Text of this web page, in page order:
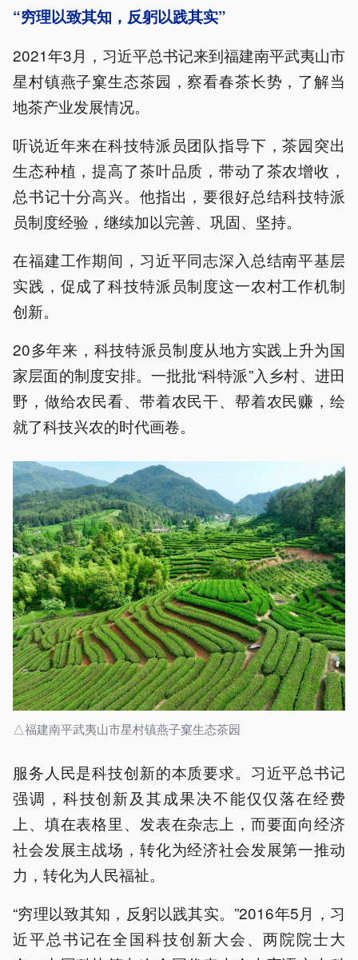
“穷理以致其知，反躬以践其实”
2021年3月，习近平总书记来到福建南平武夷山市
星村镇燕子窠生态茶园，察看春茶长势，了解当
地茶产业发展情况。
听说近年来在科技特派员团队指导下，茶园突出
生态种植，提高了茶叶品质，带动了茶农增收，
总书记十分高兴。他指出，要很好总结科技特派
员制度经验，继续加以完善、巩固、坚持。
在福建工作期间，习近平同志深入总结南平基层
实践，促成了科技特派员制度这一农村工作机制
创新。
20多年来，科技特派员制度从地方实践上升为国
家层面的制度安排。一批批“科特派”入乡村、进田
野，做给农民看、带着农民干、帮着农民赚，绘
就了科技兴农的时代画卷。
△福建南平武夷山市星村镇燕子窠生态茶园
服务人民是科技创新的本质要求。习近平总书记
强调，科技创新及其成果决不能仅仅落在经费
上、填在表格里、发表在杂志上，而要面向经济
社会发展主战场，转化为经济社会发展第一推动
力，转化为人民福祉。
“穷理以致其知，反躬以践其实。”2016年5月，习
近平总书记在全国科技创新大会、两院院士大